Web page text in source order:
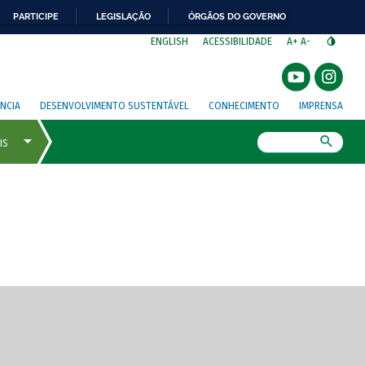
PARTICIPE LEGISLAÇÃO ÓRGÃOS DO GOVERNO
ENGLISH ACESSIBILIDADE A+ A-
DESENVOLVIMENTO SUSTENTÁVEL CONHECIMENTO IMPRENSA
de tela